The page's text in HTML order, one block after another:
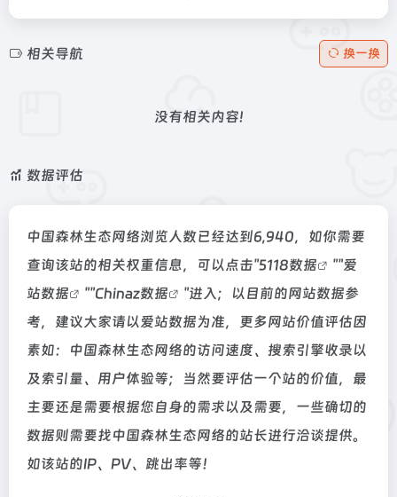
相关导航 换一换
没有相关内容!
数据评估
中国森林生态网络浏览人数已经达到6,940，如你需要
查询该站的相关权重信息，可以点击"5118数据 ""爱
站数据
""Chinaz数据
"进入；以目前的网站数据参
考，建议大家请以爱站数据为准，更多网站价值评估因
素如：中国森林生态网络的访问速度、搜索引擎收录以
及索引量、用户体验等；当然要评估一个站的价值，最
主要还是需要根据您自身的需求以及需要，一些确切的
数据则需要找中国森林生态网络的站长进行洽谈提供。
如该站的IP、PV、跳出率等！